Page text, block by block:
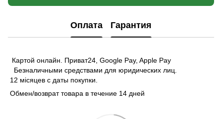
Оплата Гарантия
Картой онлайн. Приват24, Google Pay, Apple Pay
Безналичными средствами для юридических лиц.
12 місяцев с даты покупки.
Обмен/возврат товара в течение 14 дней